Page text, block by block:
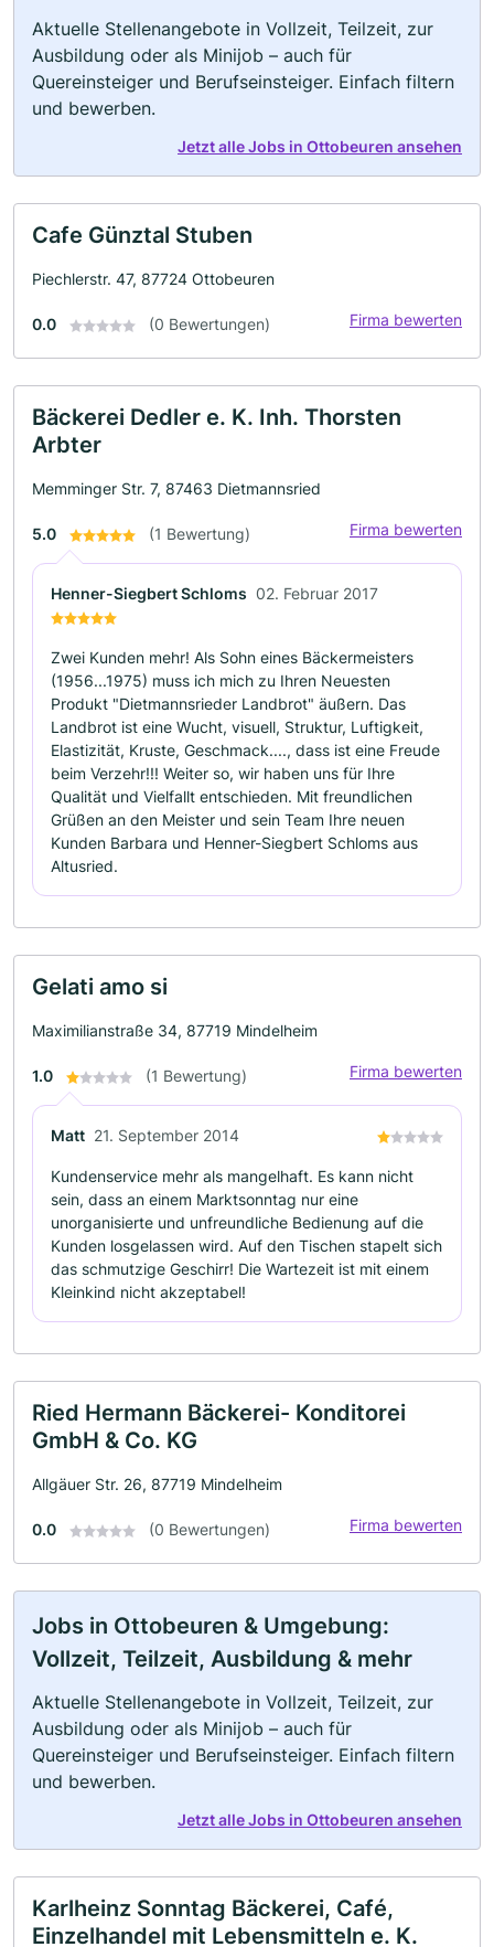
Aktuelle Stellenangebote in Vollzeit, Teilzeit, zur
Ausbildung oder als Minijob – auch für
Quereinsteiger und Berufseinsteiger. Einfach filtern
und bewerben.
Jetzt alle Jobs in Ottobeuren ansehen
Cafe Günztal Stuben
Piechlerstr. 47, 87724 Ottobeuren
0.0 (0 Bewertungen) Firma bewerten
Bäckerei Dedler e. K. Inh. Thorsten
Arbter
Memminger Str. 7, 87463 Dietmannsried
5.0 (1 Bewertung) Firma bewerten
Henner-Siegbert Schloms 02. Februar 2017
Zwei Kunden mehr! Als Sohn eines Bäckermeisters
(1956...1975) muss ich mich zu Ihren Neuesten
Produkt "Dietmannsrieder Landbrot" äußern. Das
Landbrot ist eine Wucht, visuell, Struktur, Luftigkeit,
Elastizität, Kruste, Geschmack...., dass ist eine Freude
beim Verzehr!!! Weiter so, wir haben uns für Ihre
Qualität und Vielfallt entschieden. Mit freundlichen
Grüßen an den Meister und sein Team Ihre neuen
Kunden Barbara und Henner-Siegbert Schloms aus
Altusried.
Gelati amo si
Maximilianstraße 34, 87719 Mindelheim
1.0 (1 Bewertung) Firma bewerten
Matt 21. September 2014
Kundenservice mehr als mangelhaft. Es kann nicht
sein, dass an einem Marktsonntag nur eine
unorganisierte und unfreundliche Bedienung auf die
Kunden losgelassen wird. Auf den Tischen stapelt sich
das schmutzige Geschirr! Die Wartezeit ist mit einem
Kleinkind nicht akzeptabel!
Ried Hermann Bäckerei- Konditorei
GmbH & Co. KG
Allgäuer Str. 26, 87719 Mindelheim
0.0 (0 Bewertungen) Firma bewerten
Jobs in Ottobeuren & Umgebung:
Vollzeit, Teilzeit, Ausbildung & mehr
Aktuelle Stellenangebote in Vollzeit, Teilzeit, zur
Ausbildung oder als Minijob – auch für
Quereinsteiger und Berufseinsteiger. Einfach filtern
und bewerben.
Jetzt alle Jobs in Ottobeuren ansehen
Karlheinz Sonntag Bäckerei, Café,
Einzelhandel mit Lebensmitteln e. K.